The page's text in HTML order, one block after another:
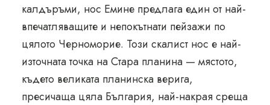
калдъръми, нос Емине предлага един от най-
впечатляващите и непокътнати пейзажи по
цялото Черноморие. Този скалист нос е най-
източната точка на Стара планина — мястото,
където великата планинска верига,
пресичаща цяла България, най-накрая среща